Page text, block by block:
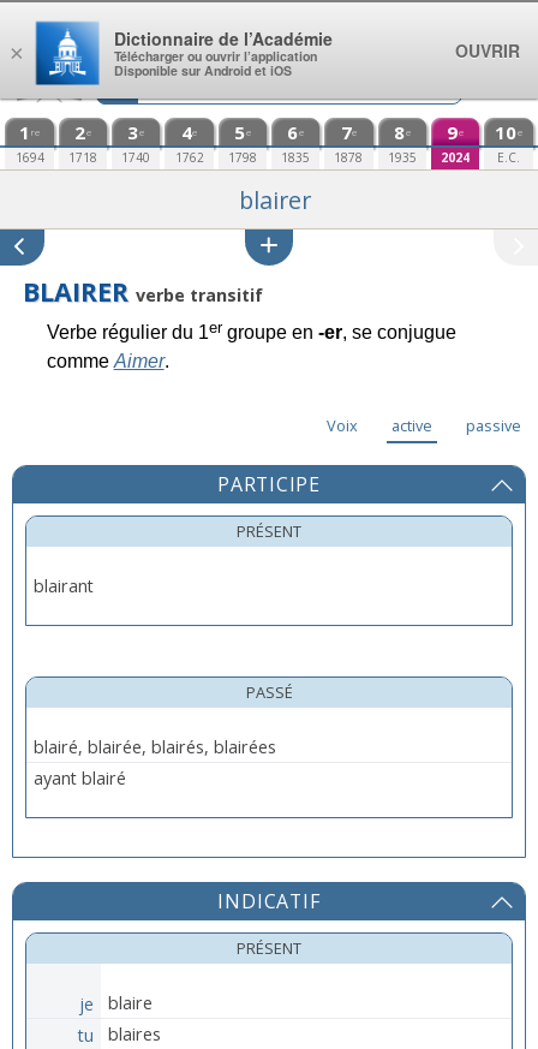
Aller au contenu
1 re
1694
2e
1718
3e
1740
4e
1762
5e
1798
6e
1835
7e
1878
8e
1935
9e
2024
10e
E.C.
blairer
BLAIRER verbe transitif
Verbe régulier du 1ergroupe en -er, se conjugue
comme Aimer.
Voix active passive
PARTICIPE
PRÉSENT
blairant
PASSÉ
blairé, blairée, blairés, blairées
ayant blairé
INDICATIF
PRÉSENT
je
blaire
tu
blaires
×
Dictionnaire de l’Académie
Télécharger ou ouvrir l’application
Disponible sur Android et iOS
OUVRIR